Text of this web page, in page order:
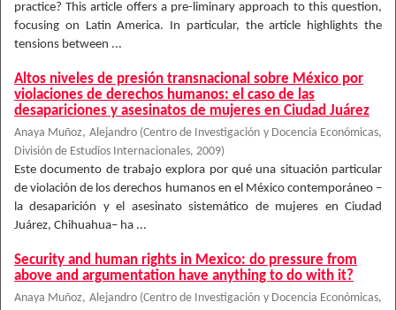
practice? This article offers a pre-liminary approach to this question,
focusing on Latin America. In particular, the article highlights the
tensions between ...
Altos niveles de presión transnacional sobre México por
violaciones de derechos humanos: el caso de las
desapariciones y asesinatos de mujeres en Ciudad Juárez
Anaya Muñoz, Alejandro (Centro de Investigación y Docencia Económicas,
División de Estudios Internacionales, 2009)
Este documento de trabajo explora por qué una situación particular
de violación de los derechos humanos en el México contemporáneo –
la desaparición y el asesinato sistemático de mujeres en Ciudad
Juárez, Chihuahua– ha ...
Security and human rights in Mexico: do pressure from
above and argumentation have anything to do with it?
Anaya Muñoz, Alejandro (Centro de Investigación y Docencia Económicas,